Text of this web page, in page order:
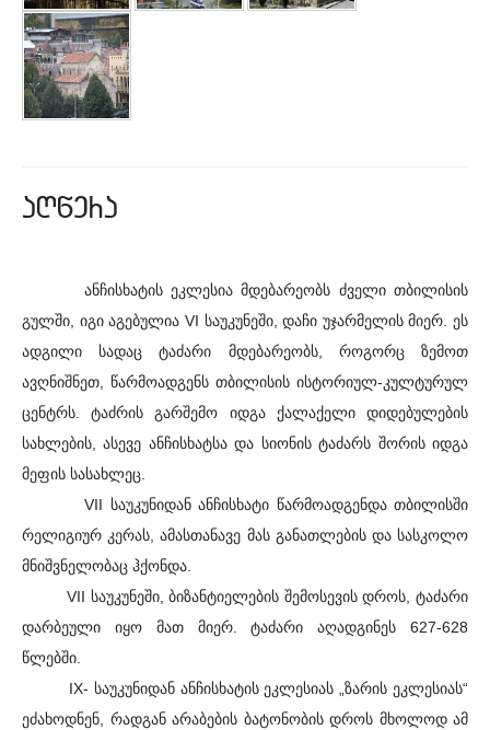
aRwera
ანჩისხატის ეკლესია მდებარეობს ძველი თბილისის
გულში, იგი აგებულია VI საუკუნეში, დაჩი უჯარმელის მიერ. ეს
ადგილი სადაც ტაძარი მდებარეობს, როგორც ზემოთ
ავღნიშნეთ, წარმოადგენს თბილისის ისტორიულ-კულტურულ
ცენტრს. ტაძრის გარშემო იდგა ქალაქელი დიდებულების
სახლების, ასევე ანჩისხატსა და სიონის ტაძარს შორის იდგა
მეფის სასახლეც.
VII საუკუნიდან ანჩისხატი წარმოადგენდა თბილისში
რელიგიურ კერას, ამასთანავე მას განათლების და სასკოლო
მნიშვნელობაც ჰქონდა.
VII საუკუნეში, ბიზანტიელების შემოსევის დროს, ტაძარი
დარბეული იყო მათ მიერ. ტაძარი აღადგინეს 627-628
წლებში.
IX- საუკუნიდან ანჩისხატის ეკლესიას „ზარის ეკლესიას“
ეძახოდნენ, რადგან არაბების ბატონობის დროს მხოლოდ ამ